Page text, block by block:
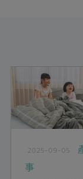
2025-09-05
事